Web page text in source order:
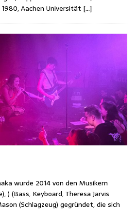
Aachen Universität […]
wurde 2014 von den Musikern
) (Bass, Keyboard, Theresa Jarvis
(Schlagzeug) gegründet, die sich